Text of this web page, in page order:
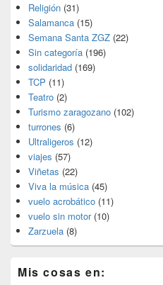
Religión (31)
Salamanca (15)
Semana Santa ZGZ (22)
Sin categoría (196)
solidaridad (169)
TCP (11)
Teatro (2)
Turismo zaragozano (102)
turrones (6)
Ultraligeros (12)
viajes (57)
Viñetas (22)
Viva la música (45)
vuelo acrobático (11)
vuelo sin motor(10)
Zarzuela (8)
Mis cosas en: